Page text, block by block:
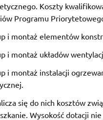
Koszty
Programu
i montaż elementów
i montaż układów
i montaż instalacji
się do nich kosztów
Wysokość dotacji